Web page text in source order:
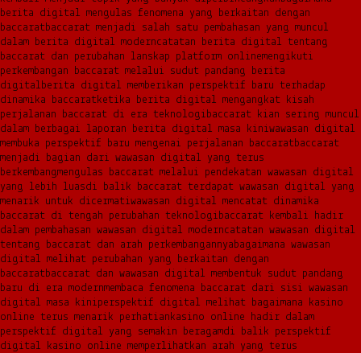
berita digital mengulas fenomena yang berkaitan dengan
baccaratbaccarat menjadi salah satu pembahasan yang muncul
dalam berita digital moderncatatan berita digital tentang
baccarat dan perubahan lanskap platform onlinemengikuti
perkembangan baccarat melalui sudut pandang berita
digital berita digital memberikan perspektif baru terhadap
dinamika baccaratketika berita digital mengangkat kisah
perjalanan baccarat di era teknologi baccarat kian sering muncul
dalam berbagai laporan berita digital masa kiniwawasan digital
membuka perspektif baru mengenai perjalanan baccaratbaccarat
menjadi bagian dari wawasan digital yang terus
berkembangmengulas baccarat melalui pendekatan wawasan digital
yang lebih luasdi balik baccarat terdapat wawasan digital yang
menarik untuk dicermatiwawasan digital mencatat dinamika
baccarat di tengah perubahan teknologi baccarat kembali hadir
dalam pembahasan wawasan digital moderncatatan wawasan digital
tentang baccarat dan arah perkembangannya bagaimana wawasan
digital melihat perubahan yang berkaitan dengan
baccaratbaccarat dan wawasan digital membentuk sudut pandang
baru di era modernmembaca fenomena baccarat dari sisi wawasan
digital masa kiniperspektif digital melihat bagaimana kasino
online terus menarik perhatian kasino online hadir dalam
perspektif digital yang semakin beragamdi balik perspektif
digital kasino online memperlihatkan arah yang terus